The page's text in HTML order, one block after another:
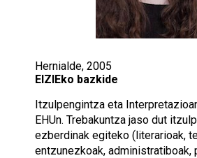
Hernialde, 2005
EIZIEko bazkide
Itzulpengintza eta
EHUn. Trebakuntza jaso dut
ezberdinak egiteko (literarioak,
entzunezkoak, administratiboak,